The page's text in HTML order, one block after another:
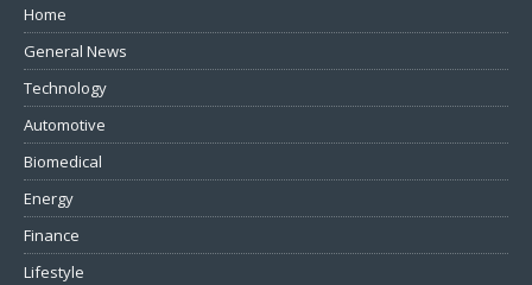
Home
General News
Technology
Automotive
Biomedical
Energy
Finance
Lifestyle